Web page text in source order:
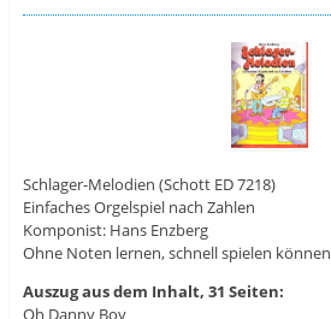
Schlager-Melodien (Schott ED 7218)
Einfaches Orgelspiel nach Zahlen
Komponist: Hans Enzberg
Ohne Noten lernen, schnell spielen können
Auszug aus dem Inhalt, 31 Seiten:
Oh Danny Boy